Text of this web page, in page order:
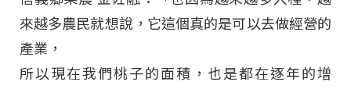
來越多農民就想說，它這個真的是可以去做經營的
產業，
所以現在我們桃子的面積，也是都在逐年的增